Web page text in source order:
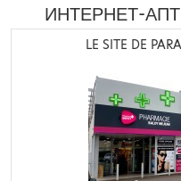
ИНТЕРНЕТ-
LE SITE DE